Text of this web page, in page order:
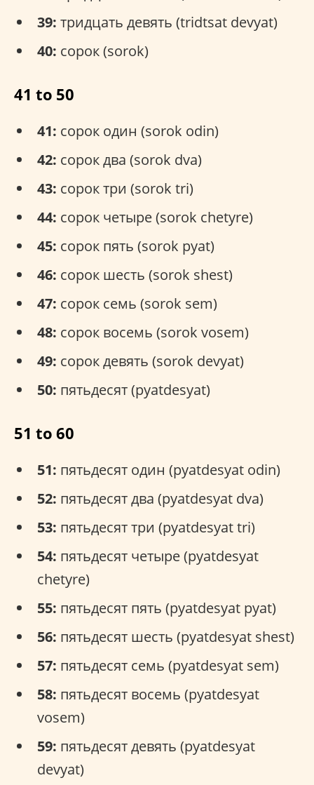
39: тридцать девять (tridtsat devyat)
40: сорок (sorok)
41 to 50
41: сорок один (sorok odin)
42: сорок два (sorok dva)
43: сорок три (sorok tri)
44: сорок четыре (sorok chetyre)
45: сорок пять (sorok pyat)
46: сорок шесть (sorok shest)
47: сорок семь (sorok sem)
48: сорок восемь (sorok vosem)
49: сорок девять (sorok devyat)
50: пятьдесят (pyatdesyat)
51 to 60
51: пятьдесят один (pyatdesyat odin)
52: пятьдесят два (pyatdesyat dva)
53: пятьдесят три (pyatdesyat tri)
54: пятьдесят четыре (pyatdesyat
chetyre)
55: пятьдесят пять (pyatdesyat pyat)
56: пятьдесят шесть (pyatdesyat shest)
57: пятьдесят семь (pyatdesyat sem)
58: пятьдесят восемь (pyatdesyat
vosem)
59: пятьдесят девять (pyatdesyat
devyat)